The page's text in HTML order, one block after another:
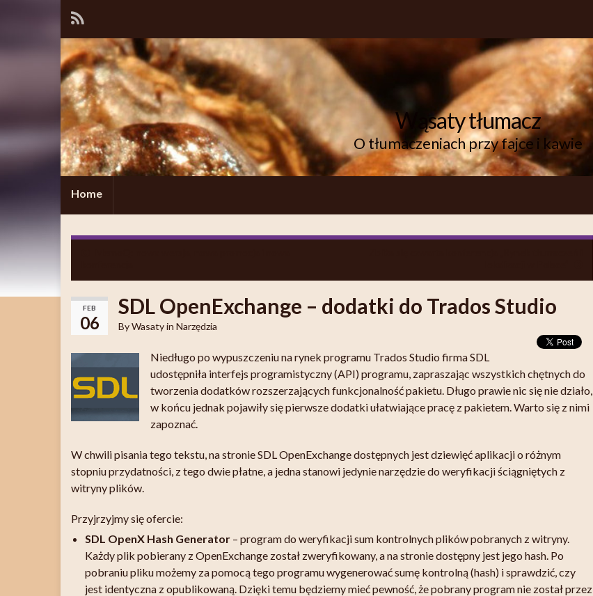
Wąsaty tłumacz
O tłumaczeniach przy fajce i kawie
Home
FEB
06
SDL OpenExchange – dodatki do Trados Studio
ByWasatyin Narzędzia
Niedługo po wypuszczeniu na rynek programu Trados Studio firma SDL
udostępniła interfejs programistyczny (API) programu, zapraszając wszystkich chętnych do
tworzenia dodatków rozszerzających funkcjonalność pakietu. Długo prawie nic się nie działo,
w końcu jednak pojawiły się pierwsze dodatki ułatwiające pracę z pakietem. Warto się z nimi
zapoznać.
W chwili pisania tego tekstu, na stronieSDL OpenExchangedostępnych jest dziewięć aplikacji o różnym
stopniu przydatności, z tego dwie płatne, a jedna stanowi jedynie narzędzie do weryfikacji ściągniętych z
witryny plików.
Przyjrzyjmy się ofercie:
SDL OpenX Hash Generator – program do weryfikacji sum kontrolnych plików pobranych z witryny.
Każdy plik pobierany z OpenExchange został zweryfikowany, a na stronie dostępny jest jego hash. Po
pobraniu pliku możemy za pomocą tego programu wygenerować sumę kontrolną (hash) i sprawdzić, czy
jest identyczna z opublikowaną. Dzięki temu będziemy mieć pewność, że pobrany program nie został przez